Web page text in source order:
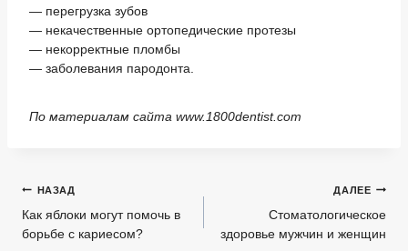
— перегрузка зубов
— некачественные ортопедические протезы
— некорректные пломбы
— заболевания пародонта.
По материалам сайта www.1800dentist.com
Навигация
по
записям
НАЗАД
Как яблоки могут помочь в
борьбе с кариесом?
ДАЛЕЕ
Стоматологическое
здоровье мужчин и женщин